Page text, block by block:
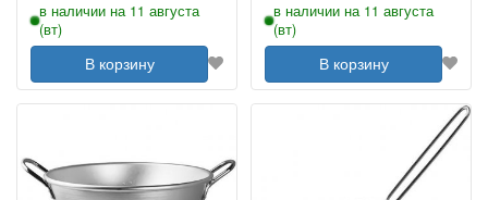
в наличии на 11 августа
(вт)
В корзину
в наличии на 11 августа
(вт)
В корзину